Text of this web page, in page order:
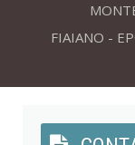
FIAIANO -